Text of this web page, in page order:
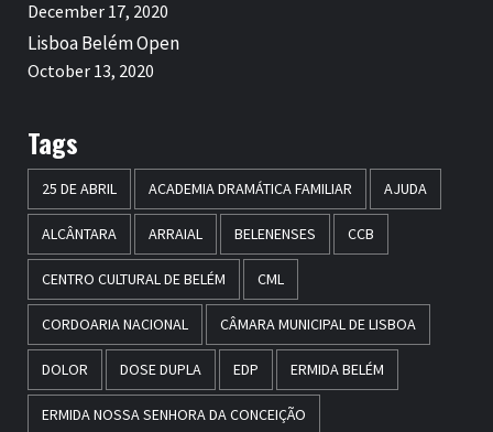
December 17, 2020
Lisboa Belém Open
October 13, 2020
Tags
25 DE ABRIL ACADEMIA DRAMÁTICA FAMILIAR AJUDA
ALCÂNTARA ARRAIAL BELENENSES CCB
CENTRO CULTURAL DE BELÉM CML
CORDOARIA NACIONAL CÂMARA MUNICIPAL DE LISBOA
DOLOR DOSE DUPLA EDP ERMIDA BELÉM
ERMIDA NOSSA SENHORA DA CONCEIÇÃO